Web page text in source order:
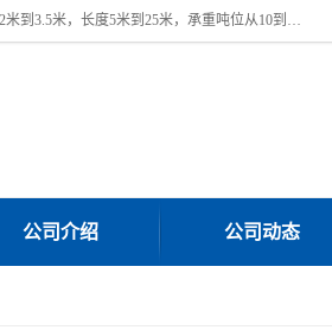
本公司常年出售回收二手地磅，回收出售二手地磅。 近期本公司回收大量二手地磅，型号齐全，宽度从2米到3.5米，长度5米到25米，承重吨位从10到200吨，成色7—9成新。 ? 使用年限6个月至2年，产品来源于个人闲置品，工矿企业停用品，因小换大而来。 精准度和新的一样， 二手地磅是内行人的选择，打个电话就省钱朋友您好等什么
公司介绍 公司动态